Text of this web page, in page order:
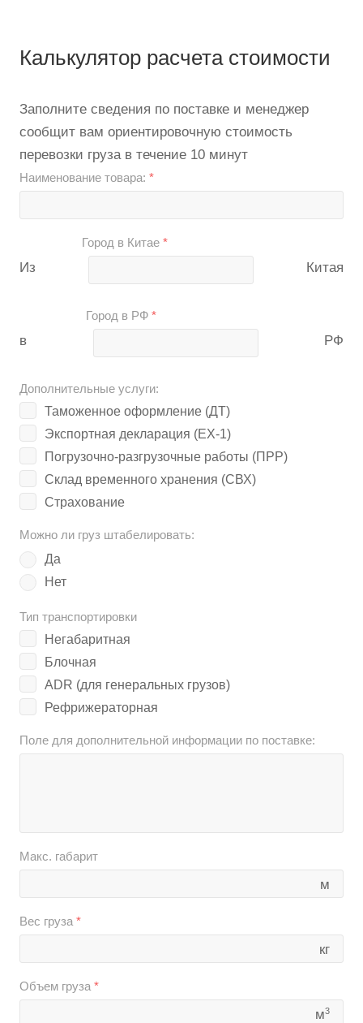
Калькулятор расчета стоимости
Заполните сведения по поставке и менеджер
сообщит вам ориентировочную стоимость
перевозки груза в течение 10 минут
Наименование товара: *
Из
Город в Китае *
Китая
в
Город в РФ *
РФ
Дополнительные услуги:
Таможенное оформление (ДТ)
Экспортная декларация (ЕХ-1)
Погрузочно-разгрузочные работы (ПРР)
Склад временного хранения (СВХ)
Страхование
Можно ли груз штабелировать:
Да
Нет
Тип транспортировки
Негабаритная
Блочная
ADR (для генеральных грузов)
Рефрижераторная
Поле для дополнительной информации по поставке:
Макс. габарит
м
Вес груза *
кг
Объем груза *
м3